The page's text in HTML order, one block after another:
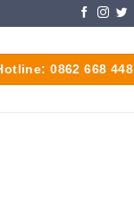
0862 668 448